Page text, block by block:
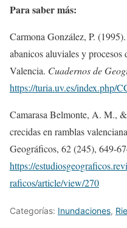
Para saber más:
Carmona González, P.
abanicos aluviales y
Valencia. Cuadernos de
https://turia.uv.es/index.php/
Camarasa Belmonte, A. M.,
crecidas en ramblas
Geográficos, 62 (245), 649-
https://
raficos/article/view/270
Categorías: Inundaciones,